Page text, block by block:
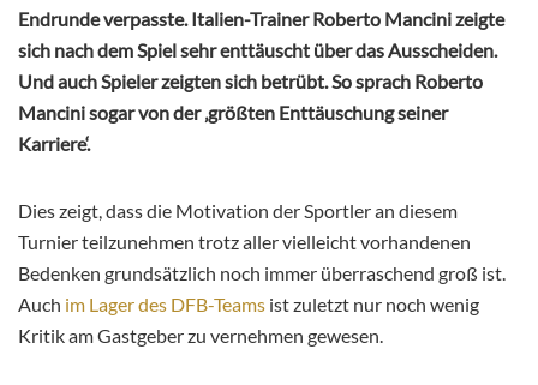
Endrunde verpasste. Italien-Trainer Roberto Mancini zeigte
sich nach dem Spiel sehr enttäuscht über das Ausscheiden.
Und auch Spieler zeigten sich betrübt. So sprach Roberto
Mancini sogar von der ‚größten Enttäuschung seiner
Karriere‘.
Dies zeigt, dass die Motivation der Sportler an diesem
Turnier teilzunehmen trotz aller vielleicht vorhandenen
Bedenken grundsätzlich noch immer überraschend groß ist.
Auch im Lager des DFB-Teams ist zuletzt nur noch wenig
Kritik am Gastgeber zu vernehmen gewesen.